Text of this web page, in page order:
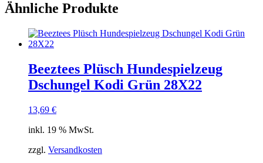
Ähnliche Produkte
Beeztees Plüsch Hundespielzeug
Dschungel Kodi Grün 28X22
13,69 €
inkl. 19 % MwSt.
zzgl. Versandkosten